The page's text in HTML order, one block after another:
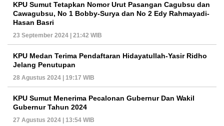
KPU Sumut Tetapkan Nomor Urut Pasangan Cagubsu dan
Cawagubsu, No 1 Bobby-Surya dan No 2 Edy Rahmayadi-
Hasan Basri
23 September 2024 | 21:42 WIB
KPU Medan Terima Pendaftaran Hidayatullah-Yasir Ridho
Jelang Penutupan
28 Agustus 2024 | 19:17 WIB
KPU Sumut Menerima Pecalonan Gubernur Dan Wakil
Gubernur Tahun 2024
27 Agustus 2024 | 13:54 WIB